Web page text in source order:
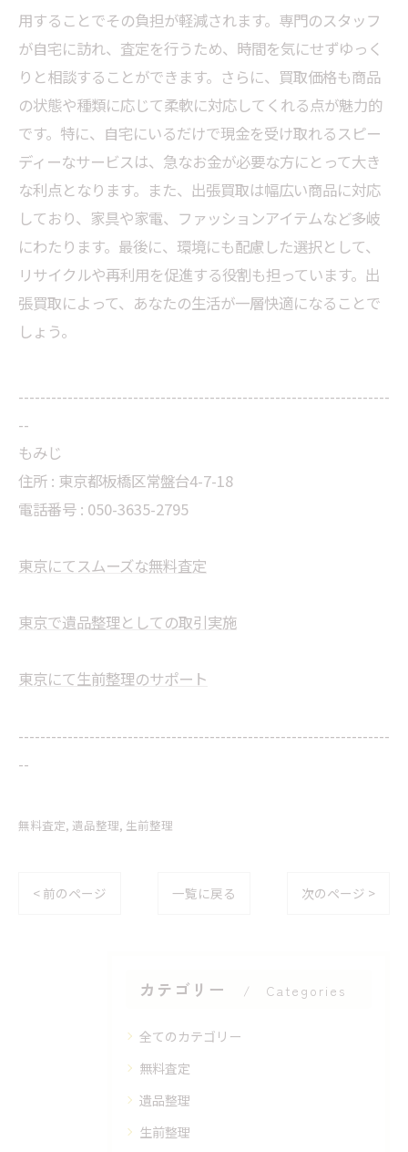
用することでその負担が軽減されます。専門のスタッフ
が自宅に訪れ、査定を行うため、時間を気にせずゆっく
りと相談することができます。さらに、買取価格も商品
の状態や種類に応じて柔軟に対応してくれる点が魅力的
です。特に、自宅にいるだけで現金を受け取れるスピー
ディーなサービスは、急なお金が必要な方にとって大き
な利点となります。また、出張買取は幅広い商品に対応
しており、家具や家電、ファッションアイテムなど多岐
にわたります。最後に、環境にも配慮した選択として、
リサイクルや再利用を促進する役割も担っています。出
張買取によって、あなたの生活が一層快適になることで
しょう。
--------------------------------------------------------------------
--
もみじ
住所 : 東京都板橋区常盤台4-7-18
電話番号 : 050-3635-2795
東京にてスムーズな無料査定
東京で遺品整理としての取引実施
東京にて生前整理のサポート
--------------------------------------------------------------------
--
無料査定 遺品整理 生前整理
< 前のページ 一覧に戻る 次のページ >
カテゴリー Categories
全てのカテゴリー
無料査定
遺品整理
生前整理